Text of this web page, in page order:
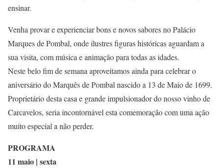
ensinar.
Venha provar e experienciar bons e novos sabores no Palácio
Marques de Pombal, onde ilustres figuras históricas aguardam a
sua visita, com música e animação para todas as idades.
Neste belo fim de semana aproveitamos ainda para celebrar o
aniversário do Marquês de Pombal nascido a 13 de Maio de 1699.
Proprietário desta casa e grande impulsionador do nosso vinho de
Carcavelos, seria incontornável esta comemoração com uma ação
muito especial a não perder.
PROGRAMA
11 maio | sexta